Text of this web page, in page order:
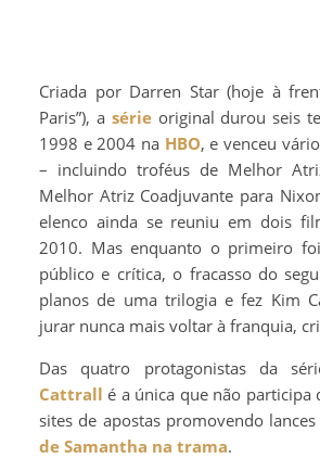
Criada por Darren Star (hoje à
Paris”), a sérieoriginal durou seis
1998 e 2004 na HBO, e venceu
– incluindo troféus de Melhor
Melhor Atriz Coadjuvante para
elenco ainda se reuniu em dois
2010. Mas enquanto o primeiro
público e crítica, o fracasso do
planos de uma trilogia e fez Kim
jurar nunca mais voltar à franquia,
Das quatro protagonistas da
Cattrall é a única que não participa
sites de apostas promovendo
de Samantha na trama.